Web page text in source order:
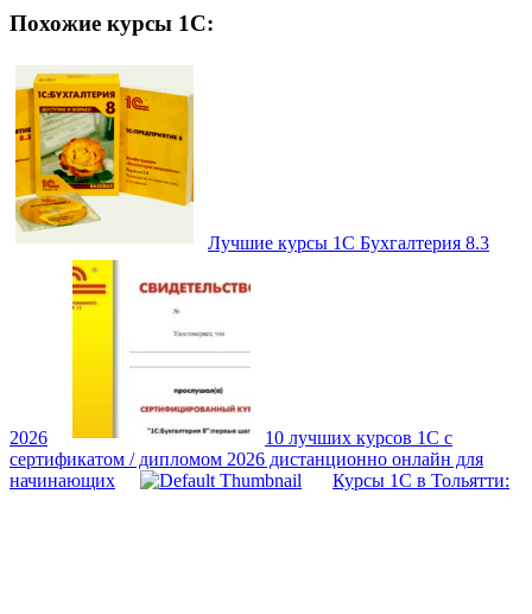
Похожие курсы 1С:
Лучшие курсы 1С Бухгалтерия 8.3
2026
10 лучших курсов 1С с
сертификатом / дипломом 2026 дистанционно онлайн для
начинающих
Курсы 1С в Тольятти: